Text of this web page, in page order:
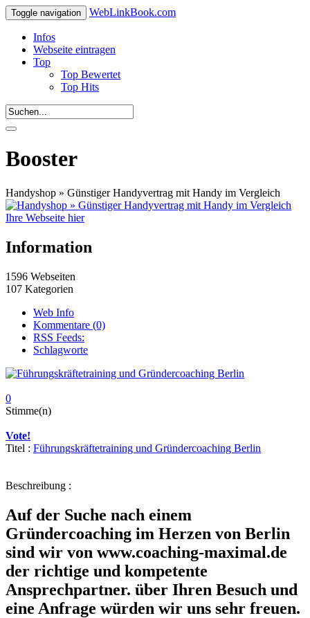
Toggle navigation WebLinkBook.com
Infos
Webseite eintragen
Top
Top Bewertet
Top Hits
Booster
Handyshop » Günstiger Handyvertrag mit Handy im Vergleich
Ihre Webseite hier
Information
1596 Webseiten
107 Kategorien
Web Info
Kommentare (0)
RSS Feeds:
Schlagworte
0
Stimme(n)
Vote!
Titel : Führungskräftetraining und Gründercoaching Berlin
Beschreibung :
Auf der Suche nach einem
Gründercoaching im Herzen von Berlin
sind wir von www.coaching-maximal.de
der richtige und kompetente
Ansprechpartner. über Ihren Besuch und
eine Anfrage würden wir uns sehr freuen.